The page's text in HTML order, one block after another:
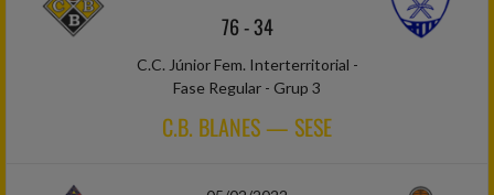
76-34
C.C. Júnior Fem. Interterritorial -
Fase Regular - Grup 3
C.B. BLANES — SESE